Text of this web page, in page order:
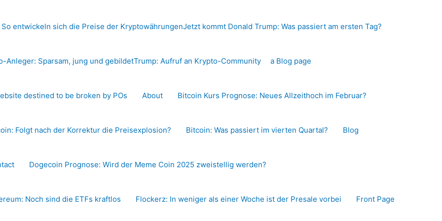
So entwickeln sich die Preise der KryptowährungenJetzt kommt Donald Trump: Was passiert am ersten Tag?
Anleger: Sparsam, jung und gebildetTrump: Aufruf an Krypto-Community a Blog page
destined to be broken by POs About Bitcoin Kurs Prognose: Neues Allzeithoch im Februar?
Folgt nach der Korrektur die Preisexplosion? Bitcoin: Was passiert im vierten Quartal? Blog
Dogecoin Prognose: Wird der Meme Coin 2025 zweistellig werden?
Noch sind die ETFs kraftlos Flockerz: In weniger als einer Woche ist der Presale vorbei Front Page